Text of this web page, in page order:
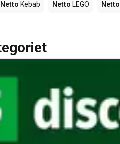
Netto Kebab Netto LEGO Netto